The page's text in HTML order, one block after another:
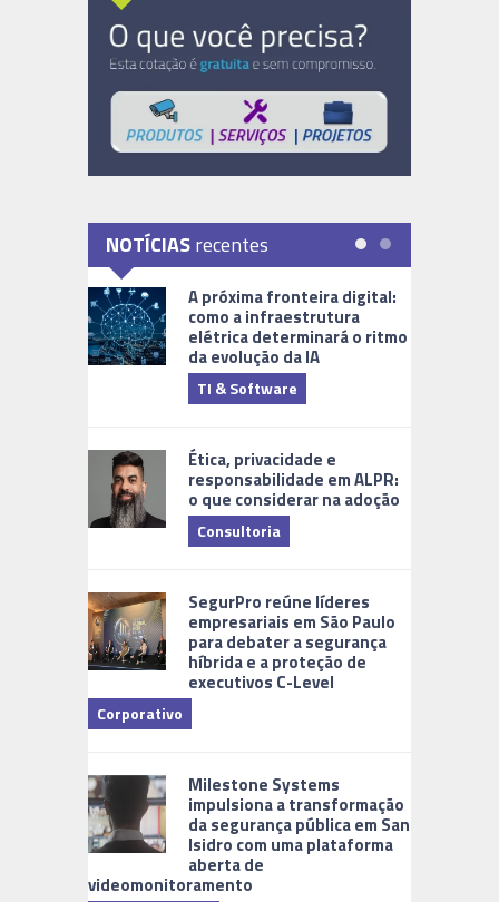
NOTÍCIASrecentes
A próxima fronteira digital:
como a infraestrutura
elétrica determinará o ritmo
da evolução da IA
TI & Software
Ética, privacidade e
responsabilidade em ALPR:
o que considerar na adoção
Consultoria
SegurPro reúne líderes
empresariais em São Paulo
para debater a segurança
híbrida e a proteção de
executivos C-Level
Corporativo
Milestone Systems
impulsiona a transformação
da segurança pública em San
Isidro com uma plataforma
aberta de
videomonitoramento